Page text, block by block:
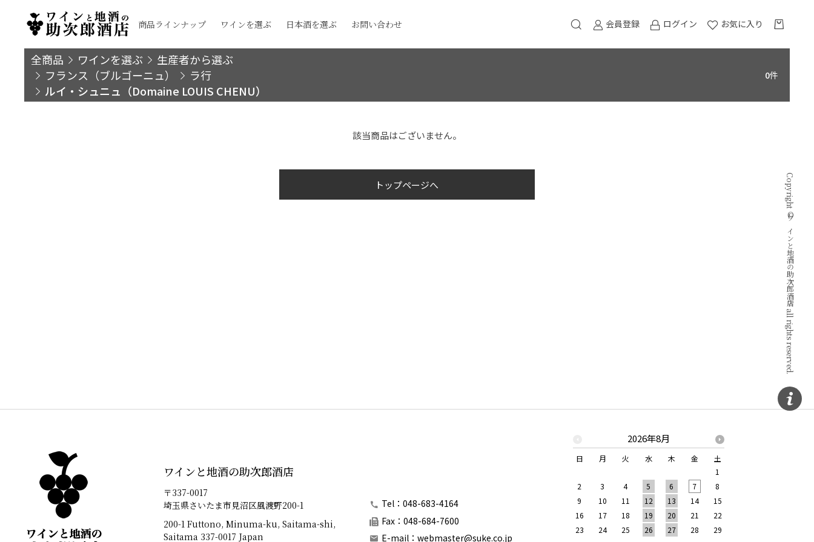
商品ラインナップ ワインを選ぶ 日本酒を選ぶ お問い合わせ 会員登録 ログイン お気に入り
全商品 ワインを選ぶ
生産者から選ぶ
フランス（ブルゴーニュ）
ラ行
ルイ・シュニュ（Domaine LOUIS CHENU）
0件
該当商品はございません。
トップページへ
ワインと地酒の助次郎酒店
〒337-0017
埼玉県さいたま市見沼区風渡野200-1
200-1 Futtono, Minuma-ku, Saitama-shi,
Saitama 337-0017 Japan
Tel：048-683-4164
Fax：048-684-7600
E-mail： webmaster@suke.co.jp
2026年8月
日 月 火 水 木 金
土
1
2
3 4 5 6 7
8
9
10 11 12 13 14
15
16
17 18 19 20 21
22
23
24 25 26 27 28
29
Copyright © ワインと地酒の助次郎酒店 all rights reserved.